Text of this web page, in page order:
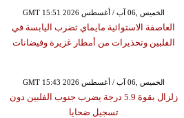
GMT 15:51 2026 الخميس ,06 آب / أغسطس
العاصفة الاستوائية مايماي تضرب اليابسة في
الفلبين وتحذيرات من أمطار غزيرة وفيضانات
GMT 15:43 2026 الخميس ,06 آب / أغسطس
زلزال بقوة 5.9 درجة يضرب جنوب الفلبين دون
تسجيل ضحايا